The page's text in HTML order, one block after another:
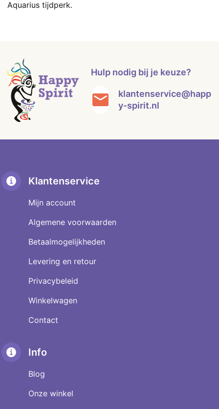
Aquarius tijdperk.
Hulp nodig bij je keuze?
klantenservice@happ
y-spirit.nl
Klantenservice
Mijn account
Algemene voorwaarden
Betaalmogelijkheden
Levering en retour
Privacybeleid
Winkelwagen
Contact
Info
Blog
Onze winkel